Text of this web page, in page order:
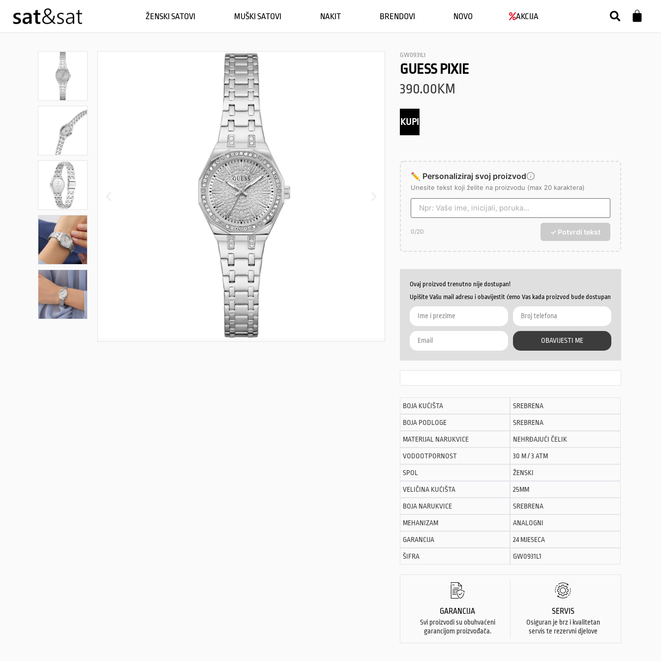
ŽENSKI SATOVI MUŠKI SATOVI NAKIT BRENDOVI NOVO AKCIJA
GW0931L1
GUESS PIXIE
390.00 KM
KUPI
✏️ Personaliziraj svoj proizvod
Unesite tekst koji želite na proizvodu (max 20 karaktera)
0/20 ✓ Potvrdi tekst
Ovaj proizvod trenutno nije dostupan!
Upišite Vašu mail adresu i obavijestit ćemo Vas kada proizvod bude dostupan
OBAVIJESTI ME
BOJA KUĆIŠTA SREBRENA
BOJA PODLOGE SREBRENA
MATERIJAL NARUKVICE NEHRĐAJUĆI ČELIK
VODOOTPORNOST 30 M / 3 ATM
SPOL ŽENSKI
VELIČINA KUĆIŠTA 25MM
BOJA NARUKVICE SREBRENA
MEHANIZAM ANALOGNI
GARANCIJA 24 MJESECA
ŠIFRA GW0931L1
GARANCIJA
Svi proizvodi su obuhvaćeni
garancijom proizvođača.
SERVIS
Osiguran je brz i kvalitetan
servis te rezervni djelove